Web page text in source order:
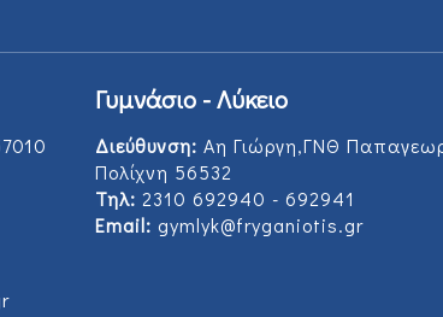
Γυμνάσιο - Λύκειο
Διεύθυνση: Αη Γιώργη,ΓΝΘ
Πολίχνη 56532
Τηλ: 2310 692940 - 692941
Email: gymlyk@fryganiotis.gr